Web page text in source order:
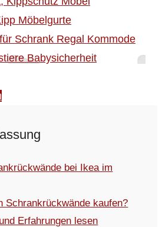
bei Ikea im
Schrankrückwände kaufen?
Erfahrungen lesen